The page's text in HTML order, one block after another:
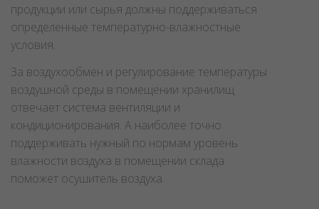
продукции или сырья должны поддерживаться
определенные температурно-влажностные
условия.
За воздухообмен и регулирование температуры
воздушной среды в помещении хранилищ
отвечает система вентиляции и
кондиционирования. А наиболее точно
поддерживать нужный по нормам уровень
влажности воздуха в помещении склада
поможет осушитель воздуха.